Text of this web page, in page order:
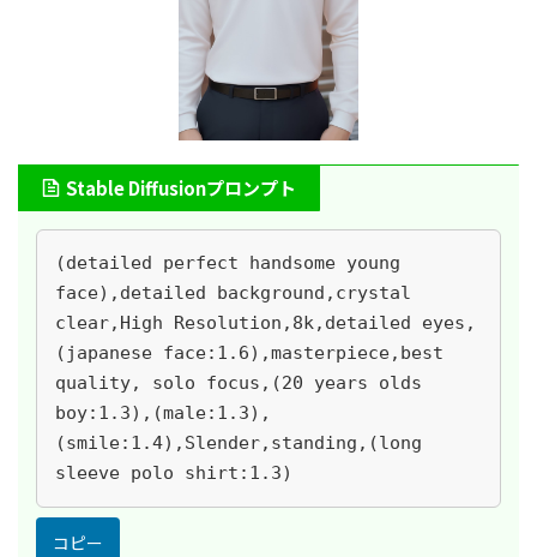
Stable Diffusionプロンプト
(detailed perfect handsome young
face),detailed background,crystal
clear,High Resolution,8k,detailed eyes,
(japanese face:1.6),masterpiece,best
quality, solo focus,(20 years olds
boy:1.3),(male:1.3),
(smile:1.4),Slender,standing,(long
sleeve polo shirt:1.3)
コピー